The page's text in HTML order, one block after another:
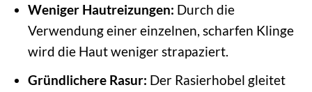
Weniger Hautreizungen: Durch die
Verwendung einer einzelnen, scharfen Klinge
wird die Haut weniger strapaziert.
Gründlichere Rasur: Der Rasierhobel gleitet